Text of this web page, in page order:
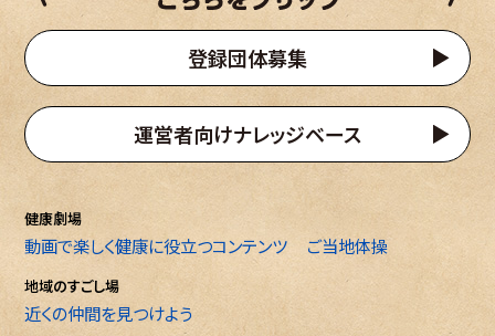
登録団体募集
運営者向けナレッジベース
健康劇場
動画で楽しく健康に役立つコンテンツ ご当地体操
地域のすごし場
近くの仲間を見つけよう